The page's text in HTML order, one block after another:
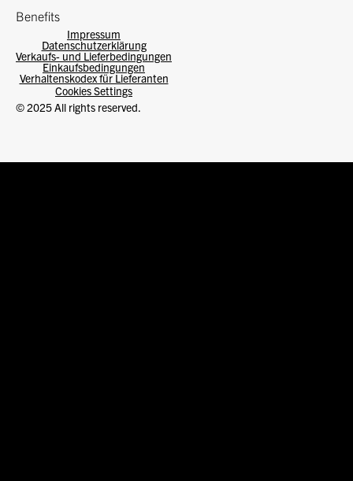
Benefits
© 2025 All rights reserved.
Impressum
Datenschutzerklärung
Verkaufs- und Lieferbedingungen
Einkaufsbedingungen
Verhaltenskodex für Lieferanten
Cookies Settings